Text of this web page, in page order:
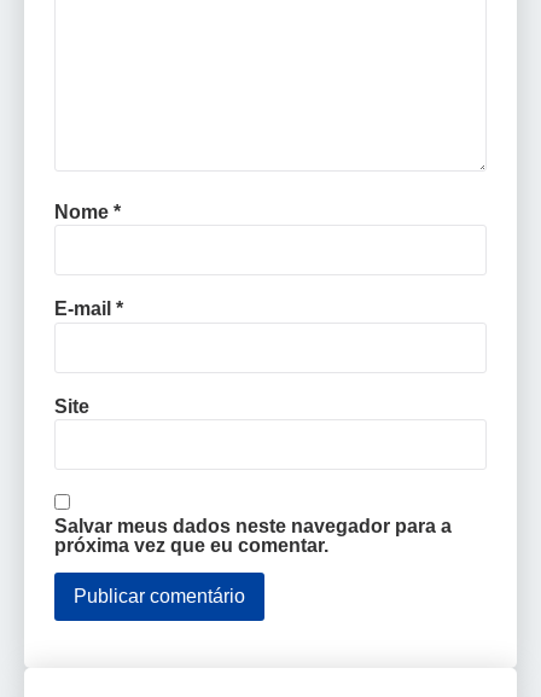
Nome *
E-mail *
Site
Salvar meus dados neste navegador para a
próxima vez que eu comentar.